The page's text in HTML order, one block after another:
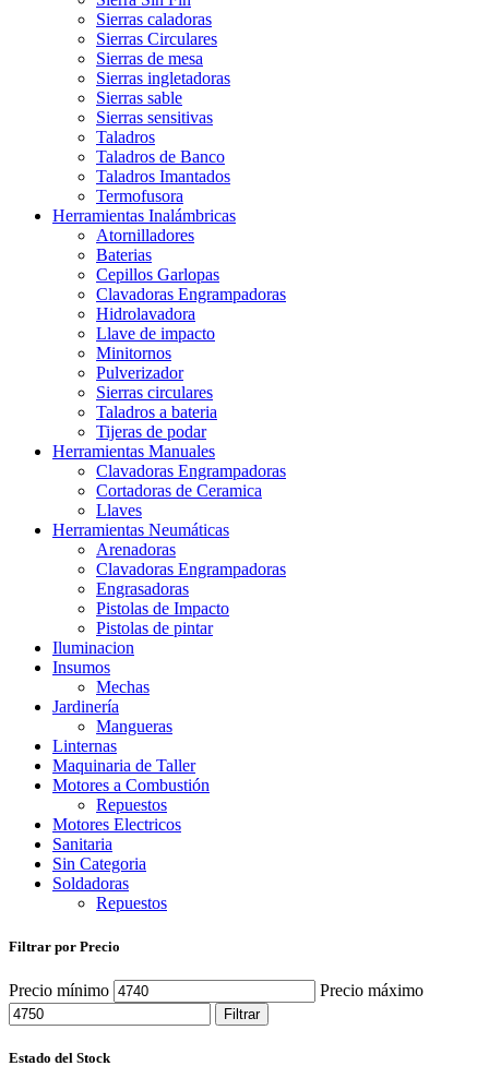
Sierras caladoras
Sierras Circulares
Sierras de mesa
Sierras ingletadoras
Sierras sable
Sierras sensitivas
Taladros
Taladros de Banco
Taladros Imantados
Termofusora
Herramientas Inalámbricas
Atornilladores
Baterias
Cepillos Garlopas
Clavadoras Engrampadoras
Hidrolavadora
Llave de impacto
Minitornos
Pulverizador
Sierras circulares
Taladros a bateria
Tijeras de podar
Herramientas Manuales
Clavadoras Engrampadoras
Cortadoras de Ceramica
Llaves
Herramientas Neumáticas
Arenadoras
Clavadoras Engrampadoras
Engrasadoras
Pistolas de Impacto
Pistolas de pintar
Iluminacion
Insumos
Mechas
Jardinería
Mangueras
Linternas
Maquinaria de Taller
Motores a Combustión
Repuestos
Motores Electricos
Sanitaria
Sin Categoria
Soldadoras
Repuestos
Filtrar por Precio
Precio mínimo Precio máximo
Filtrar
Estado del Stock